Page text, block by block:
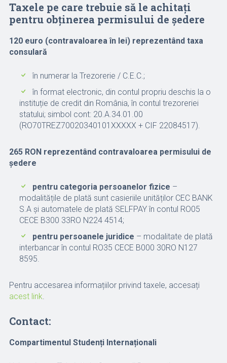
Taxele pe care trebuie să le achitați
pentru obținerea permisului de ședere
120 euro (contravaloarea în lei) reprezentând taxa
consulară
în numerar la Trezorerie / C.E.C.;
în format electronic, din contul propriu deschis la o
instituție de credit din România, în contul trezoreriei
statului; simbol cont: 20.A.34.01.00
(RO70TREZ70020340101XXXXX + CIF 22084517).
265 RON reprezentând contravaloarea permisului de
ședere
pentru categoria persoanelor fizice –
modalitățile de plată sunt casieriile unităților CEC BANK
S.A și automatele de plată SELFPAY în contul RO05
CECE B300 33RO N224 4514;
pentru persoanele juridice – modalitate de plată
interbancar în contul RO35 CECE B000 30RO N127
8595.
Pentru accesarea informațiilor privind taxele, accesați
acest link.
Contact:
Compartimentul Studenți Internaționali